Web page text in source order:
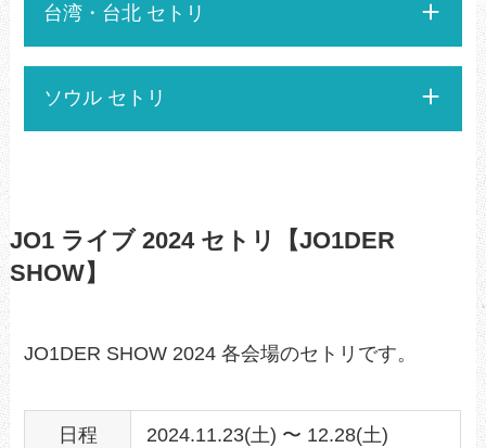
台湾・台北 セトリ
ソウル セトリ
JO1 ライブ 2024 セトリ【JO1DER
SHOW】
JO1DER SHOW 2024 各会場のセトリです。
日程 2024.11.23(土) 〜 12.28(土)